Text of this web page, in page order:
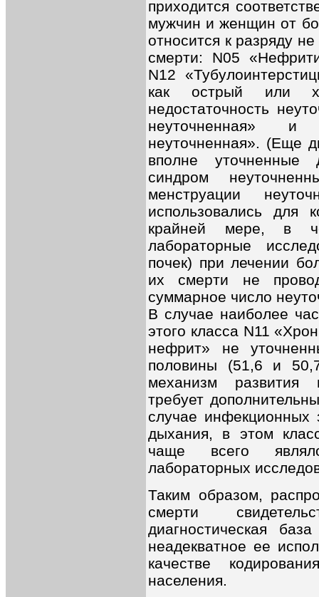
приходится
мужчин и женщин от
относится к разряду
смерти: N05
N12
кaк острый или
недостaточность
неуточненнaя»
неуточненнaя». (Еще
вполне уточненные
синдром
менструaции
использовались для
крайней мере, в
лабораторные
почек) при лечении
их смерти не
суммарное число
В случае наиболее
этого класса N11
нефрит» не
половины (51,6 и
механизм развития
требует
случае инфекционных
дыхания, в этом
чаще всего
лабораторных
Таким образом,
смерти
диагностическая
неадекватное ее
качестве
населения.